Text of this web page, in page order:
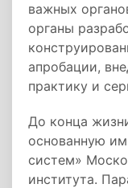
важных
органы
апробации,
практику и
До конца
основанную
систем»
института.